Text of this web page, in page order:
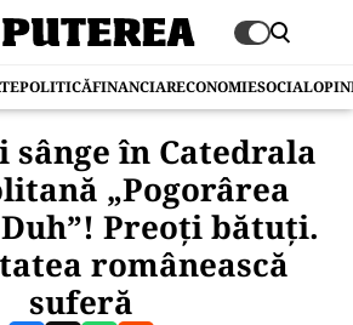
POLITICĂFINANCIARECONOMIESOCIAL
în Catedrala
„Pogorârea
Preoți bătuți.
românească
suferă